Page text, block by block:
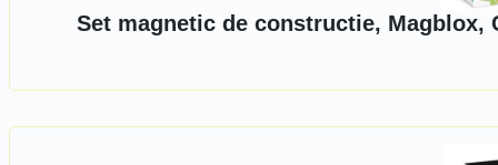
Set magnetic de constructie, Magblox,